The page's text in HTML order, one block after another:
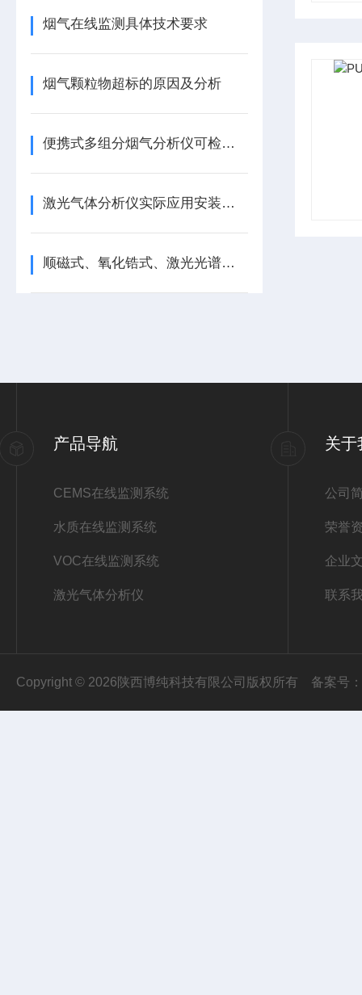
烟气在线监测具体技术要求
烟气颗粒物超标的原因及分析
便携式多组分烟气分析仪可检测物质清单
激光气体分析仪实际应用安装点位及应用流程
顺磁式、氧化锆式、激光光谱法煤气氧含量分析仪的测量原理差异及适应工况
产品导航
CEMS在线监测系统
水质在线监测系统
VOC在线监测系统
激光气体分析仪
关于
公司
荣誉
企业
联系
Copyright © 2026陕西博纯科技有限公司版权所有 备案号